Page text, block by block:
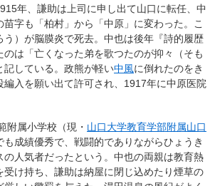
年、謙助は上司に申し出て山口に転任、中
字も「柏村」から「中原」に変わった。こ
）が脳膜炎で死去。中也は後年『詩的履歴
は「亡くなった弟を歌つたのが抑々（そも
記している。政熊が軽い中風に倒れたのをき
編入を願い出て許可され、1917年に中原医院
附属小学校（現・ 山口大学教育学部附属山口
も成績優秀で、戦闘的でありながらひょうき
の人気者だったという。中也の両親は教育熱
け持ち、謙助は納屋に閉じ込めたり煙草の